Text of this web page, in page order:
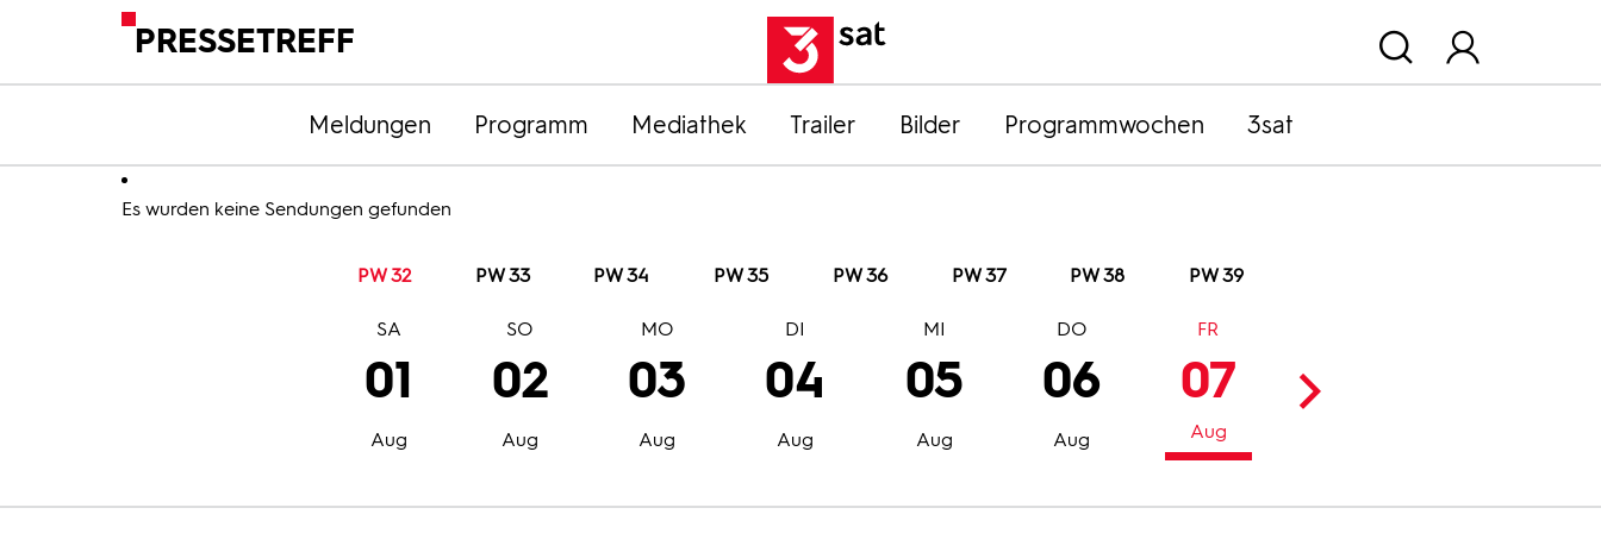
PRESSETREFF
Meldungen Programm Mediathek Trailer Bilder Programmwochen 3sat
Es wurden keine Sendungen gefunden
PW 32 PW 33 PW 34 PW 35 PW 36 PW 37 PW 38 PW 39
01
Aug
SA
02
Aug
SO
03
Aug
MO
04
Aug
DI
05
Aug
MI
06
Aug
DO
07
Aug
FR
08